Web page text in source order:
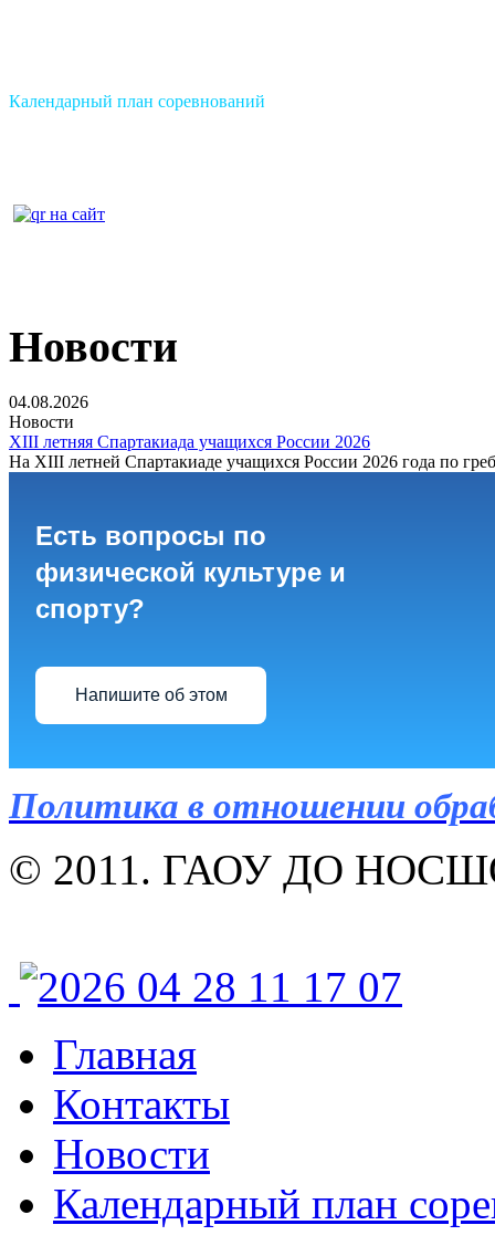
Календарный план соревнований
Новости
04.08.2026
Новости
XIII летняя Спартакиада учащихся России 2026
На XIII летней Спартакиаде учащихся России 2026 года по
Есть вопросы по
физической культуре и
спорту?
Напишите об этом
Политика в отношении
© 2011. ГАОУ ДО
Главная
Контакты
Новости
Календарный план